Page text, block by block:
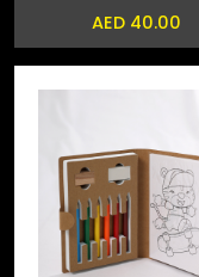
AED 40.00